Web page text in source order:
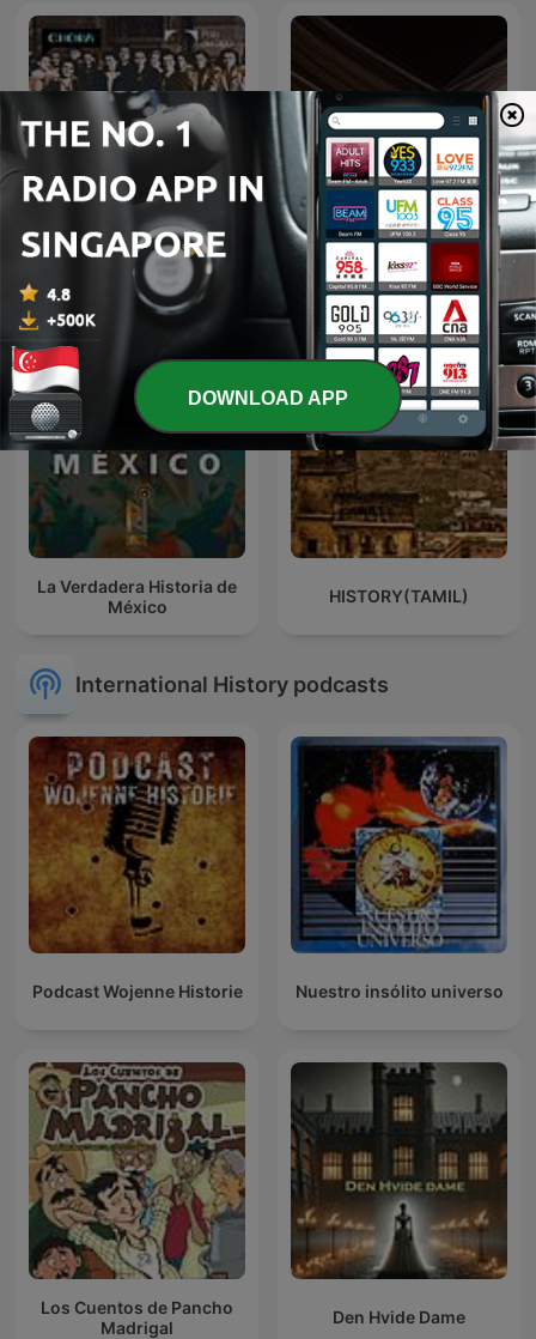
'900. Un secolo di
conquiste
sid
La Verdadera Historia de
México
HISTORY(TAMIL)
International History podcasts
Podcast Wojenne Historie Nuestro insólito universo
Los Cuentos de Pancho
Madrigal
Den Hvide Dame
DOWNLOAD APP